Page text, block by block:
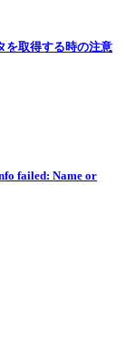
を取得する時の注意
failed: Name or